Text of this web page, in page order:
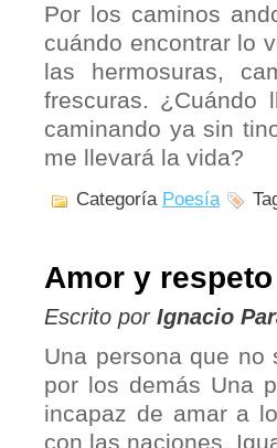
Por los caminos
cuándo encontrar lo
las hermosuras,
frescuras.
caminando ya sin
me llevará la vida?
Categoría Poesía
Amor y
Escrito por Ignacio
Una persona que
por los demás Una
incapaz de amar a
con las naciones.